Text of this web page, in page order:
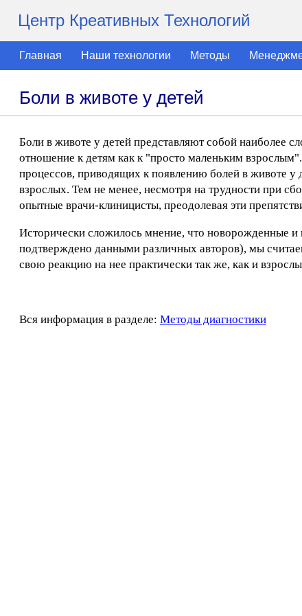
Центр Креативных Технологий
Главная Наши технологии Методы
Боли в животе у детей
Боли в животе у детей представляют собой наиболее
отношение к детям как к "просто маленьким
процессов, приводящих к появлению болей в животе у
взрослых. Тем не менее, несмотря на трудности при
опытные врачи-клиницисты, преодолевая эти
Исторически сложилось мнение, что новорожденные
подтверждено данными различных авторов), мы
свою реакцию на нее практически так же, как и
Вся информация в разделе: Методы диагностики